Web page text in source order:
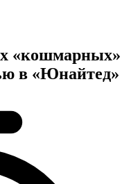
«кошмарных»
в «Юнайтед»